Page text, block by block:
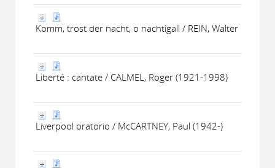
Komm, trost der nacht, o nachtigall / REIN, Walter
Liberté : cantate / CALMEL, Roger (1921-1998)
Liverpool oratorio / McCARTNEY, Paul (1942-)